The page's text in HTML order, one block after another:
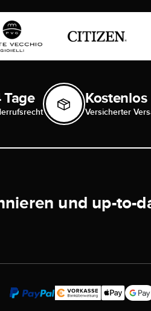
Tage Kostenlos
Versicherter
und up-to-